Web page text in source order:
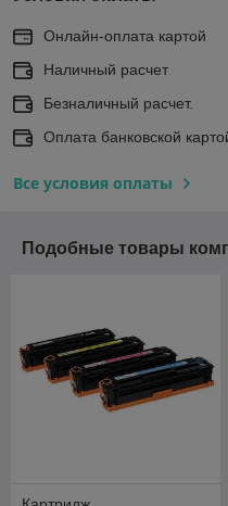
Онлайн-оплата картой
Наличный расчет
Безналичный расчет.
Оплата банковской
Все условия оплаты
Подобные товары